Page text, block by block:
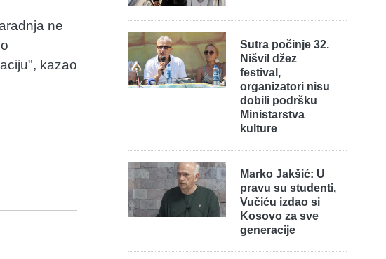
ne
kazao
Sutra počinje 32.
Nišvil džez
festival,
organizatori nisu
dobili podršku
Ministarstva
kulture
Marko Jakšić: U
pravu su studenti,
Vučiću izdao si
Kosovo za sve
generacije